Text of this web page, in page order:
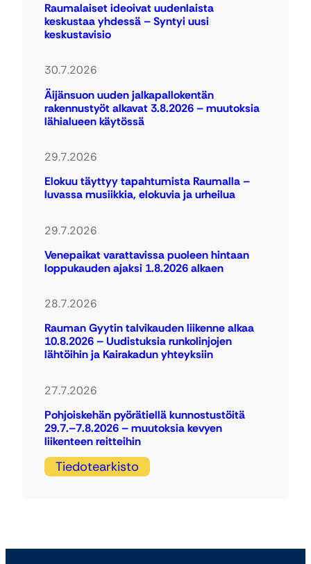
Raumalaiset ideoivat uudenlaista
keskustaa yhdessä – Syntyi uusi
keskustavisio
30.7.2026
Äijänsuon uuden jalkapallokentän
rakennustyöt alkavat 3.8.2026 – muutoksia
lähialueen käytössä
29.7.2026
Elokuu täyttyy tapahtumista Raumalla –
luvassa musiikkia, elokuvia ja urheilua
29.7.2026
Venepaikat varattavissa puoleen hintaan
loppukauden ajaksi 1.8.2026 alkaen
28.7.2026
Rauman Gyytin talvikauden liikenne alkaa
10.8.2026 – Uudistuksia runkolinjojen
lähtöihin ja Kairakadun yhteyksiin
27.7.2026
Pohjoiskehän pyörätiellä kunnostustöitä
29.7.–7.8.2026 – muutoksia kevyen
liikenteen reitteihin
Tiedotearkisto